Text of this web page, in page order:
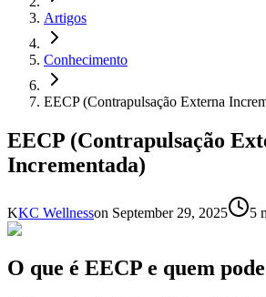
Artigos
Conhecimento
EECP (Contrapulsação Externa
EECP (Contrapulsação
Incrementada)
KKC Wellnesson September 29, 2025 5
O que é EECP e quem